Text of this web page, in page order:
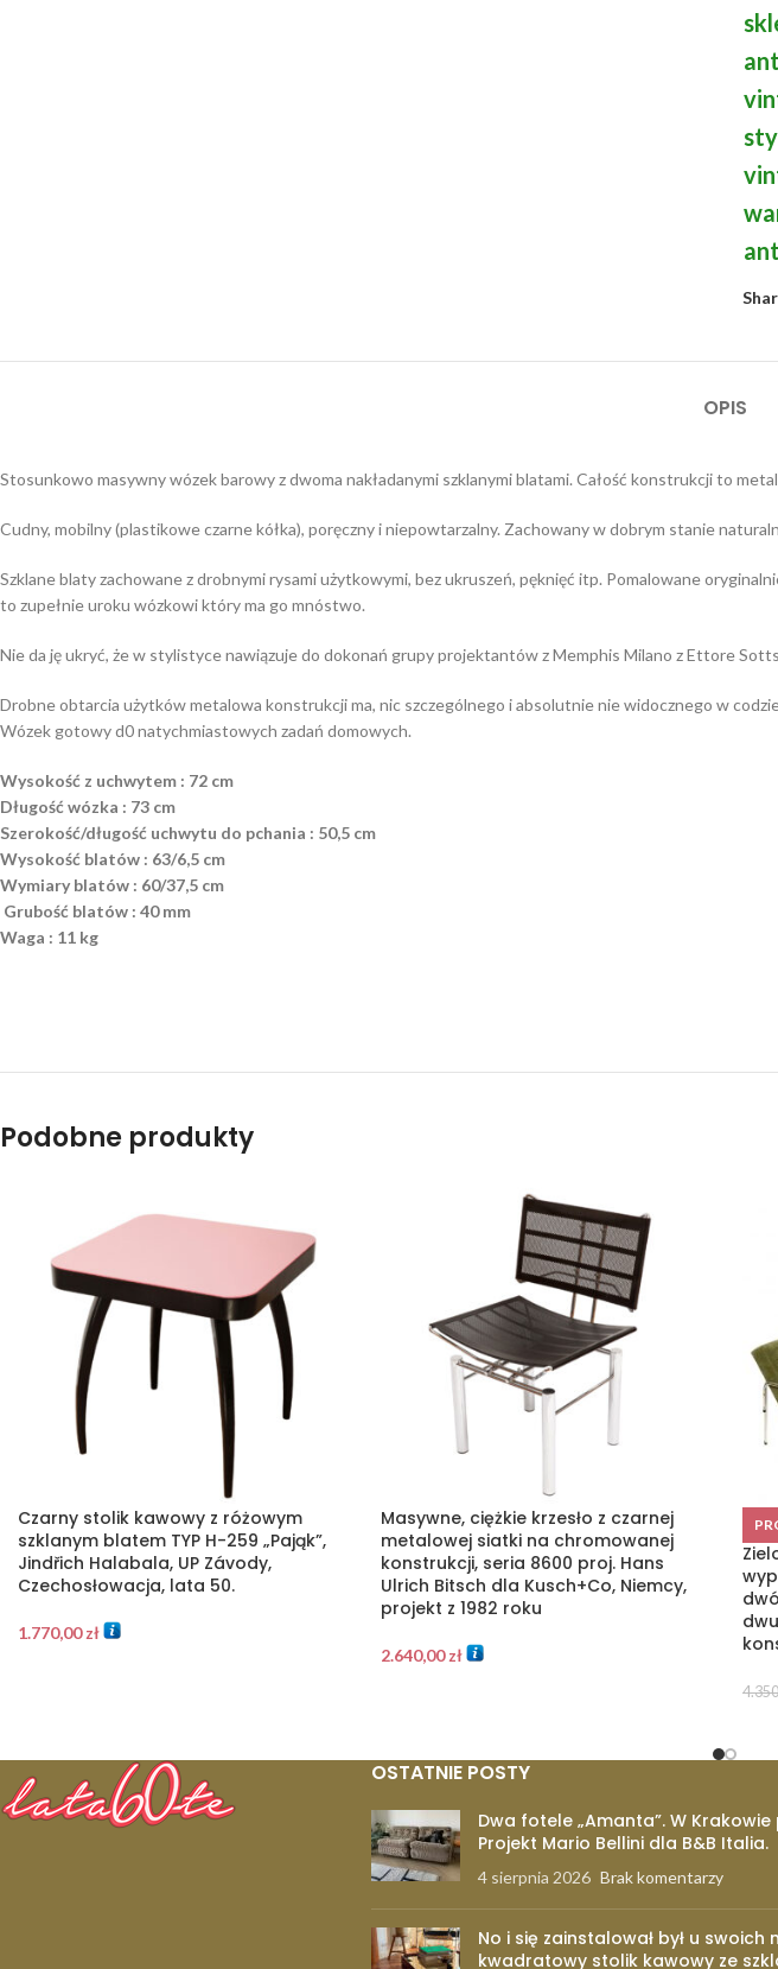
OPIS
Stosunkowo masywny wózek barowy z dwoma nakładanymi szklanymi blatami. Całość konstrukcji to
Cudny, mobilny (plastikowe czarne kółka), poręczny i niepowtarzalny. Zachowany w dobrym stanie
Szklane blaty zachowane z drobnymi rysami użytkowymi, bez ukruszeń, pęknięć itp. Pomalowane
to zupełnie uroku wózkowi który ma go mnóstwo.
Nie da ję ukryć, że w stylistyce nawiązuje do dokonań grupy projektantów z Memphis Milano z Ettore
Drobne obtarcia użytków metalowa konstrukcji ma, nic szczególnego i absolutnie nie widocznego w
Wózek gotowy d0 natychmiastowych zadań domowych.
Wysokość z uchwytem : 72 cm
Długość wózka : 73 cm
Szerokość/długość uchwytu do pchania : 50,5 cm
Wysokość blatów : 63/6,5 cm
Wymiary blatów : 60/37,5 cm
Grubość blatów : 40 mm
Waga : 11 kg
Podobne produkty
Czarny stolik kawowy z różowym
szklanym blatem TYP H-259 „Pająk”,
Jindřich Halabala, UP Závody,
Czechosłowacja, lata 50.
1.770,00zł
Masywne, ciężkie krzesło z czarnej
metalowej siatki na chromowanej
konstrukcji, seria 8600 proj. Hans
Ulrich Bitsch dla Kusch+Co, Niemcy,
projekt z 1982 roku
2.640,00zł
OSTATNIE POSTY
Dwa fotele „Amanta”. W
Projekt Mario Bellini dla B&B Italia.
4 sierpnia 2026 Brak komentarzy
No i się zainstalował był u swoich
kwadratowy stolik kawowy ze